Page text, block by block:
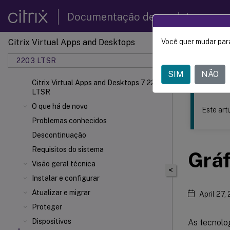
Documentação de produtos
Citrix Virtual Apps and Desktops
2203 LTSR
Citrix Virtual Apps and Desktops 7 2203
LTSR
O que há de novo
Problemas conhecidos
Descontinuação
Requisitos do sistema
Visão geral técnica
Instalar e configurar
Atualizar e migrar
Proteger
Dispositivos
Este
Citrix
<
Este
April 27,
As
Você quer mudar
SIM NÃO